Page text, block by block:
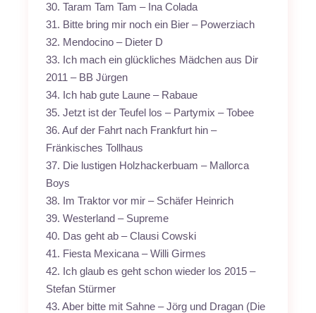
30. Taram Tam Tam – Ina Colada
31. Bitte bring mir noch ein Bier – Powerziach
32. Mendocino – Dieter D
33. Ich mach ein glückliches Mädchen aus Dir
2011 – BB Jürgen
34. Ich hab gute Laune – Rabaue
35. Jetzt ist der Teufel los – Partymix – Tobee
36. Auf der Fahrt nach Frankfurt hin –
Fränkisches Tollhaus
37. Die lustigen Holzhackerbuam – Mallorca
Boys
38. Im Traktor vor mir – Schäfer Heinrich
39. Westerland – Supreme
40. Das geht ab – Clausi Cowski
41. Fiesta Mexicana – Willi Girmes
42. Ich glaub es geht schon wieder los 2015 –
Stefan Stürmer
43. Aber bitte mit Sahne – Jörg und Dragan (Die